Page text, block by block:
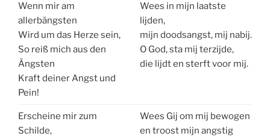
Wenn mir am
allerbängsten
Wird um das Herze sein,
So reiß mich aus den
Ängsten
Kraft deiner Angst und
Pein!
Wees in mijn laatste
lijden,
mijn doodsangst, mij nabij.
O God, sta mij terzijde,
die lijdt en sterft voor mij.
Erscheine mir zum
Schilde,
Wees Gij om mij bewogen
en troost mijn angstig